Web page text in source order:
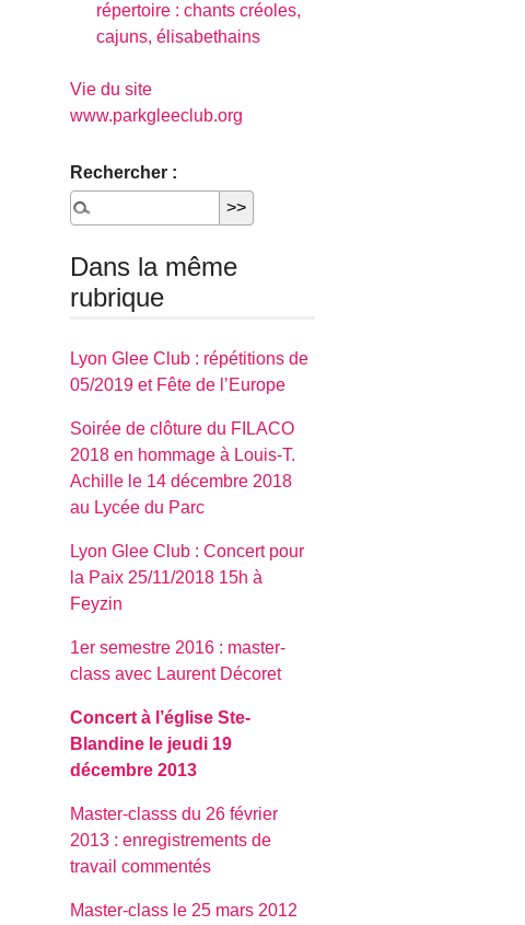
répertoire : chants créoles,
cajuns, élisabethains
Vie du site
www.parkgleeclub.org
Rechercher :
Dans la même
rubrique
Lyon Glee Club : répétitions de
05/2019 et Fête de l’Europe
Soirée de clôture du FILACO
2018 en hommage à Louis-T.
Achille le 14 décembre 2018
au Lycée du Parc
Lyon Glee Club : Concert pour
la Paix 25/11/2018 15h à
Feyzin
1er semestre 2016 : master-
class avec Laurent Décoret
Concert à l’église Ste-
Blandine le jeudi 19
décembre 2013
Master-classs du 26 février
2013 : enregistrements de
travail commentés
Master-class le 25 mars 2012